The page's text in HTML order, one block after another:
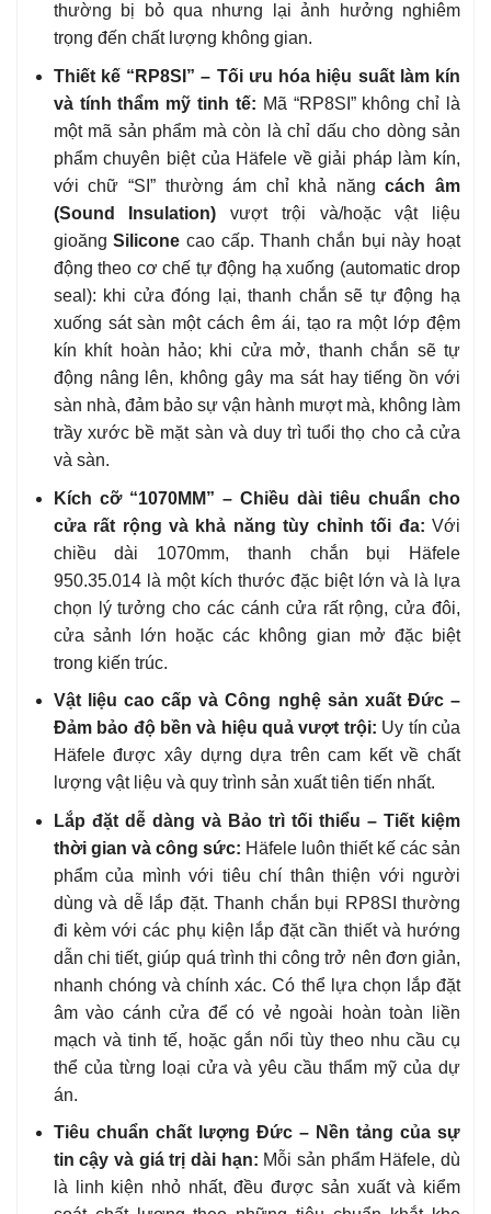
thường bị bỏ qua nhưng lại ảnh hưởng nghiêm
trọng đến chất lượng không gian.
Thiết kế “RP8SI” – Tối ưu hóa hiệu suất làm kín
và tính thẩm mỹ tinh tế: Mã “RP8SI” không chỉ là
một mã sản phẩm mà còn là chỉ dấu cho dòng sản
phẩm chuyên biệt của Häfele về giải pháp làm kín,
với chữ “SI” thường ám chỉ khả năngcách âm
(Sound Insulation) vượt trội và/hoặc vật liệu
gioăngSilicone cao cấp. Thanh chắn bụi này hoạt
động theo cơ chế tự động hạ xuống (automatic drop
seal): khi cửa đóng lại, thanh chắn sẽ tự động hạ
xuống sát sàn một cách êm ái, tạo ra một lớp đệm
kín khít hoàn hảo; khi cửa mở, thanh chắn sẽ tự
động nâng lên, không gây ma sát hay tiếng ồn với
sàn nhà, đảm bảo sự vận hành mượt mà, không làm
trầy xước bề mặt sàn và duy trì tuổi thọ cho cả cửa
và sàn.
Kích cỡ “1070MM” – Chiều dài tiêu chuẩn cho
cửa rất rộng và khả năng tùy chỉnh tối đa: Với
chiều dài 1070mm, thanh chắn bụi Häfele
950.35.014 là một kích thước đặc biệt lớn và là lựa
chọn lý tưởng cho các cánh cửa rất rộng, cửa đôi,
cửa sảnh lớn hoặc các không gian mở đặc biệt
trong kiến trúc.
Vật liệu cao cấp và Công nghệ sản xuất Đức –
Đảm bảo độ bền và hiệu quả vượt trội: Uy tín của
Häfele được xây dựng dựa trên cam kết về chất
lượng vật liệu và quy trình sản xuất tiên tiến nhất.
Lắp đặt dễ dàng và Bảo trì tối thiểu – Tiết kiệm
thời gian và công sức: Häfele luôn thiết kế các sản
phẩm của mình với tiêu chí thân thiện với người
dùng và dễ lắp đặt. Thanh chắn bụi RP8SI thường
đi kèm với các phụ kiện lắp đặt cần thiết và hướng
dẫn chi tiết, giúp quá trình thi công trở nên đơn giản,
nhanh chóng và chính xác. Có thể lựa chọn lắp đặt
âm vào cánh cửa để có vẻ ngoài hoàn toàn liền
mạch và tinh tế, hoặc gắn nổi tùy theo nhu cầu cụ
thể của từng loại cửa và yêu cầu thẩm mỹ của dự
án.
Tiêu chuẩn chất lượng Đức – Nền tảng của sự
tin cậy và giá trị dài hạn: Mỗi sản phẩm Häfele, dù
là linh kiện nhỏ nhất, đều được sản xuất và kiểm